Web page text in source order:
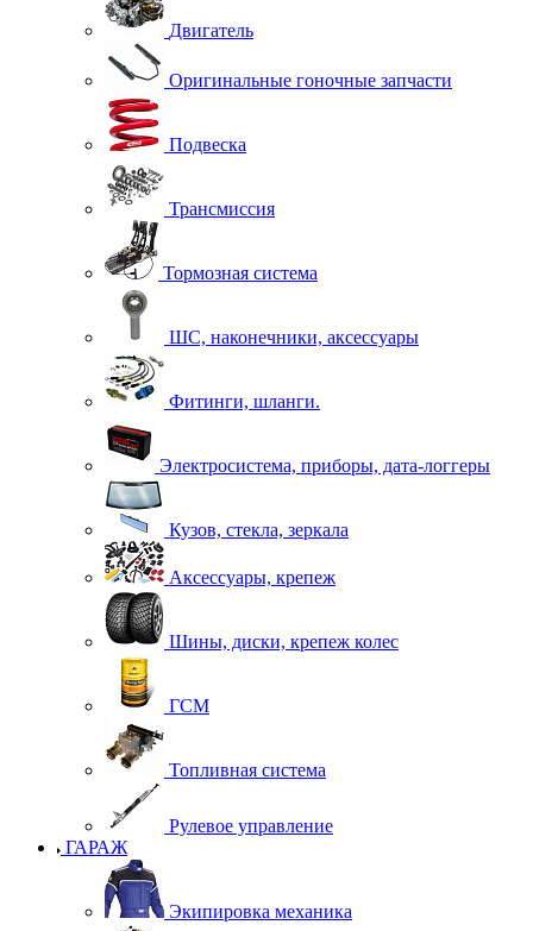
Двигатель
Оригинальные гоночные запчасти
Подвеска
Трансмиссия
Тормозная система
ШС, наконечники, аксессуары
Фитинги, шланги.
Электросистема, приборы, дата-логгеры
Кузов, стекла, зеркала
Аксессуары, крепеж
Шины, диски, крепеж колес
ГСМ
Топливная система
Рулевое управление
ГАРАЖ
Экипировка механика